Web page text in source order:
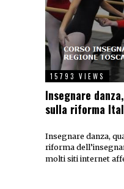
15793 VIEWS
Insegnare
sulla riforma
Insegnare danza,
riforma
molti siti internet